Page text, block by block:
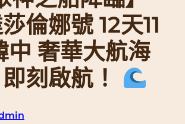
倫娜號 12天11
中 奢華大航海
刻啟航！